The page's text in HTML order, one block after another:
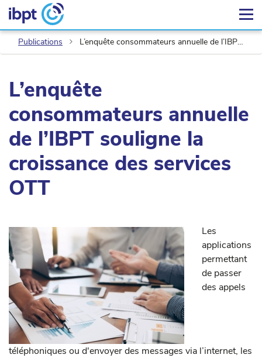
Publications L’enquête consommateurs annuelle de l’IBPT souligne la croissance des services OTT
L’enquête
consommateurs annuelle
de l’IBPT souligne la
croissance des services
OTT
Les
applications
permettant
de passer
des appels
téléphoniques ou d'envoyer des messages via l’internet, les